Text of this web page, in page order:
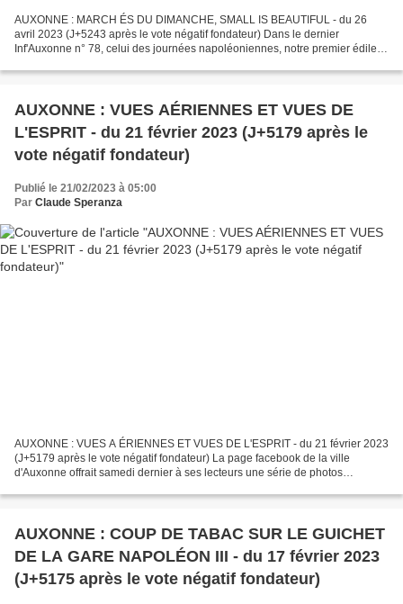
AUXONNE : MARCH ÉS DU DIMANCHE, SMALL IS BEAUTIFUL - du 26
avril 2023 (J+5243 après le vote négatif fondateur) Dans le dernier
Inf'Auxonne n° 78, celui des journées napoléoniennes, notre premier édile
AUXONNE : VUES AÉRIENNES ET VUES DE
L'ESPRIT - du 21 février 2023 (J+5179 après le
vote négatif fondateur)
Publié le 21/02/2023 à 05:00
Par Claude Speranza
AUXONNE : VUES A ÉRIENNES ET VUES DE L'ESPRIT - du 21 février 2023
(J+5179 après le vote négatif fondateur) La page facebook de la ville
d'Auxonne offrait samedi dernier à ses lecteurs une série de photos
AUXONNE : COUP DE TABAC SUR LE GUICHET
DE LA GARE NAPOLÉON III - du 17 février 2023
(J+5175 après le vote négatif fondateur)